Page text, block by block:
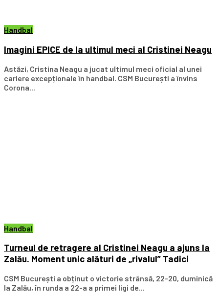
Handbal
Imagini EPICE de la ultimul meci al Cristinei Neagu
Astăzi, Cristina Neagu a jucat ultimul meci oficial al unei
cariere excepționale în handbal. CSM București a învins
Corona...
Handbal
Turneul de retragere al Cristinei Neagu a ajuns la
Zalău. Moment unic alături de „rivalul” Tadici
CSM București a obținut o victorie strânsă, 22-20, duminică
la Zalău, în runda a 22-a a primei ligi de...